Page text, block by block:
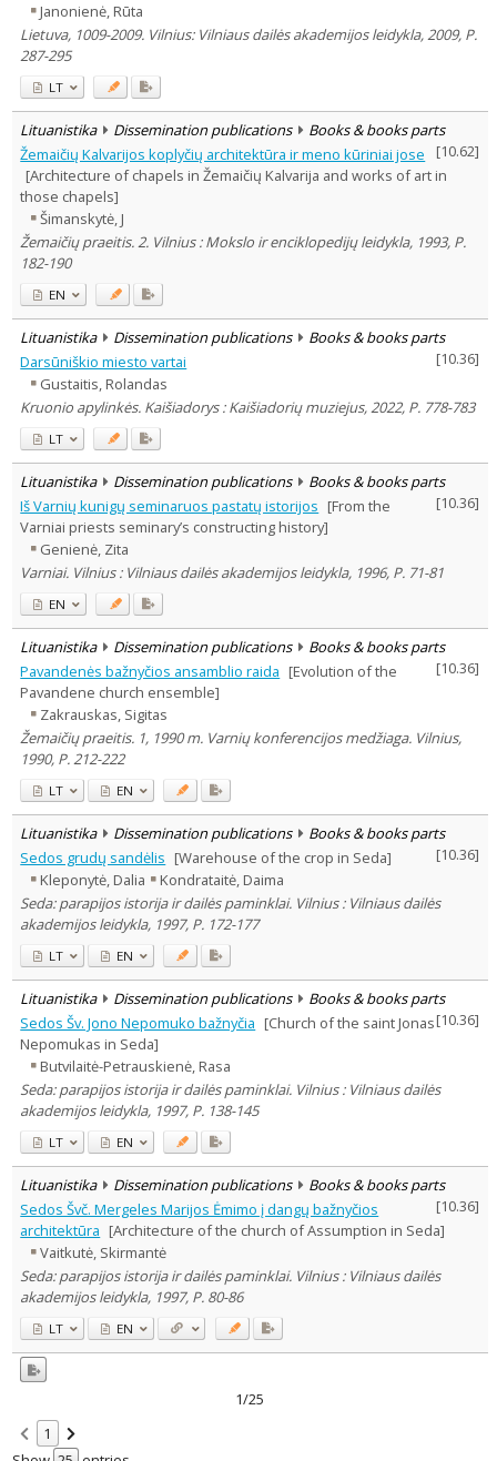
Janonienė, Rūta
Lietuva, 1009-2009. Vilnius: Vilniaus dailės akademijos leidykla, 2009, P.
287-295
LT
Lituanistika Dissemination publications
Books & books parts
[10.62]
Žemaičių Kalvarijos koplyčių architektūra ir meno kūriniai jose
[Architecture of chapels in Žemaičių Kalvarija and works of art in
those chapels]
Šimanskytė, J
Žemaičių praeitis. 2. Vilnius : Mokslo ir enciklopedijų leidykla, 1993, P.
182-190
EN
Lituanistika Dissemination publications
Books & books parts
[10.36]
Darsūniškio miesto vartai
Gustaitis, Rolandas
Kruonio apylinkės. Kaišiadorys : Kaišiadorių muziejus, 2022, P. 778-783
LT
Lituanistika Dissemination publications
Books & books parts
[10.36]
Iš Varnių kunigų seminaruos pastatų istorijos [From the
Varniai priests seminary’s constructing history]
Genienė, Zita
Varniai. Vilnius : Vilniaus dailės akademijos leidykla, 1996, P. 71-81
EN
Lituanistika Dissemination publications
Books & books parts
[10.36]
Pavandenės bažnyčios ansamblio raida [Evolution of the
Pavandene church ensemble]
Zakrauskas, Sigitas
Žemaičių praeitis. 1, 1990 m. Varnių konferencijos medžiaga. Vilnius,
1990, P. 212-222
LT EN
Lituanistika Dissemination publications
Books & books parts
[10.36]
Sedos grudų sandėlis [Warehouse of the crop in Seda]
Kleponytė, Dalia
Kondrataitė, Daima
Seda: parapijos istorija ir dailės paminklai. Vilnius : Vilniaus dailės
akademijos leidykla, 1997, P. 172-177
LT EN
Lituanistika Dissemination publications
Books & books parts
[10.36]
Sedos Šv. Jono Nepomuko bažnyčia [Church of the saint Jonas
Nepomukas in Seda]
Butvilaitė-Petrauskienė, Rasa
Seda: parapijos istorija ir dailės paminklai. Vilnius : Vilniaus dailės
akademijos leidykla, 1997, P. 138-145
LT EN
Lituanistika Dissemination publications
Books & books parts
[10.36]
Sedos Švč. Mergeles Marijos Ėmimo į dangų bažnyčios
architektūra [Architecture of the church of Assumption in Seda]
Vaitkutė, Skirmantė
Seda: parapijos istorija ir dailės paminklai. Vilnius : Vilniaus dailės
akademijos leidykla, 1997, P. 80-86
LT EN
1/25
1